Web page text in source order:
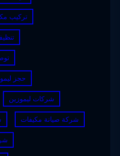
تركيب
حجز
شركات ليموزين
شركة صيانة مكيفات